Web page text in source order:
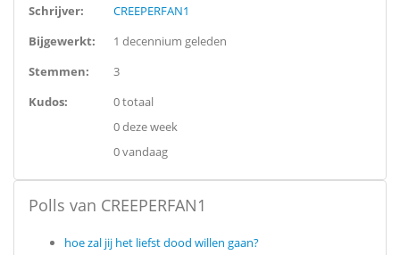
Schrijver:
CREEPERFAN1
Bijgewerkt:
1 decennium geleden
Stemmen:
3
Kudos:
0 totaal
0 deze week
0 vandaag
Polls van CREEPERFAN1
hoe zal jij het liefst dood willen gaan?